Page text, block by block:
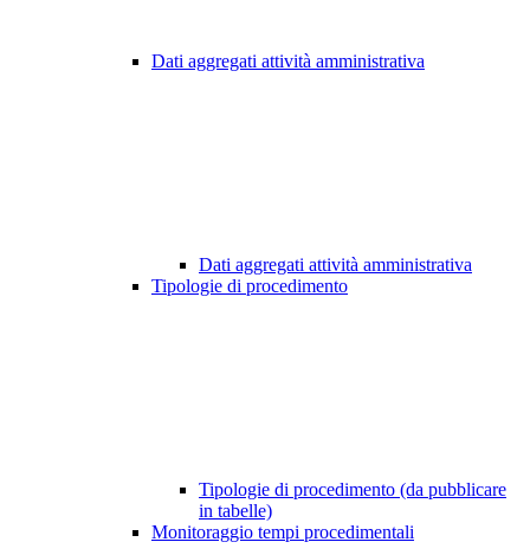
Dati aggregati attività amministrativa
Dati aggregati attività amministrativa
Tipologie di procedimento
Tipologie di procedimento (da pubblicare
in tabelle)
Monitoraggio tempi procedimentali